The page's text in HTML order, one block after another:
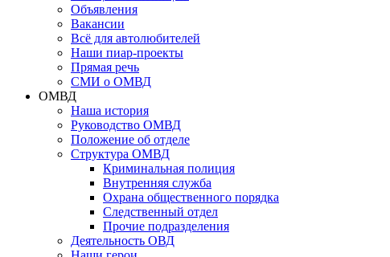
Объявления
Вакансии
Всё для автолюбителей
Наши пиар-проекты
Прямая речь
СМИ о ОМВД
ОМВД
Наша история
Руководство ОМВД
Положение об отделе
Структура ОМВД
Криминальная полиция
Внутренняя служба
Охрана общественного порядка
Следственный отдел
Прочие подразделения
Деятельность ОВД